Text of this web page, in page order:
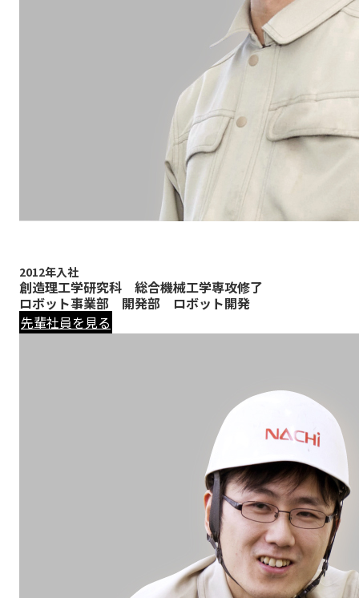
2012年入社
創造理工学研究科 総合機械工学専攻修了
ロボット事業部 開発部 ロボット開発
先輩社員を見る